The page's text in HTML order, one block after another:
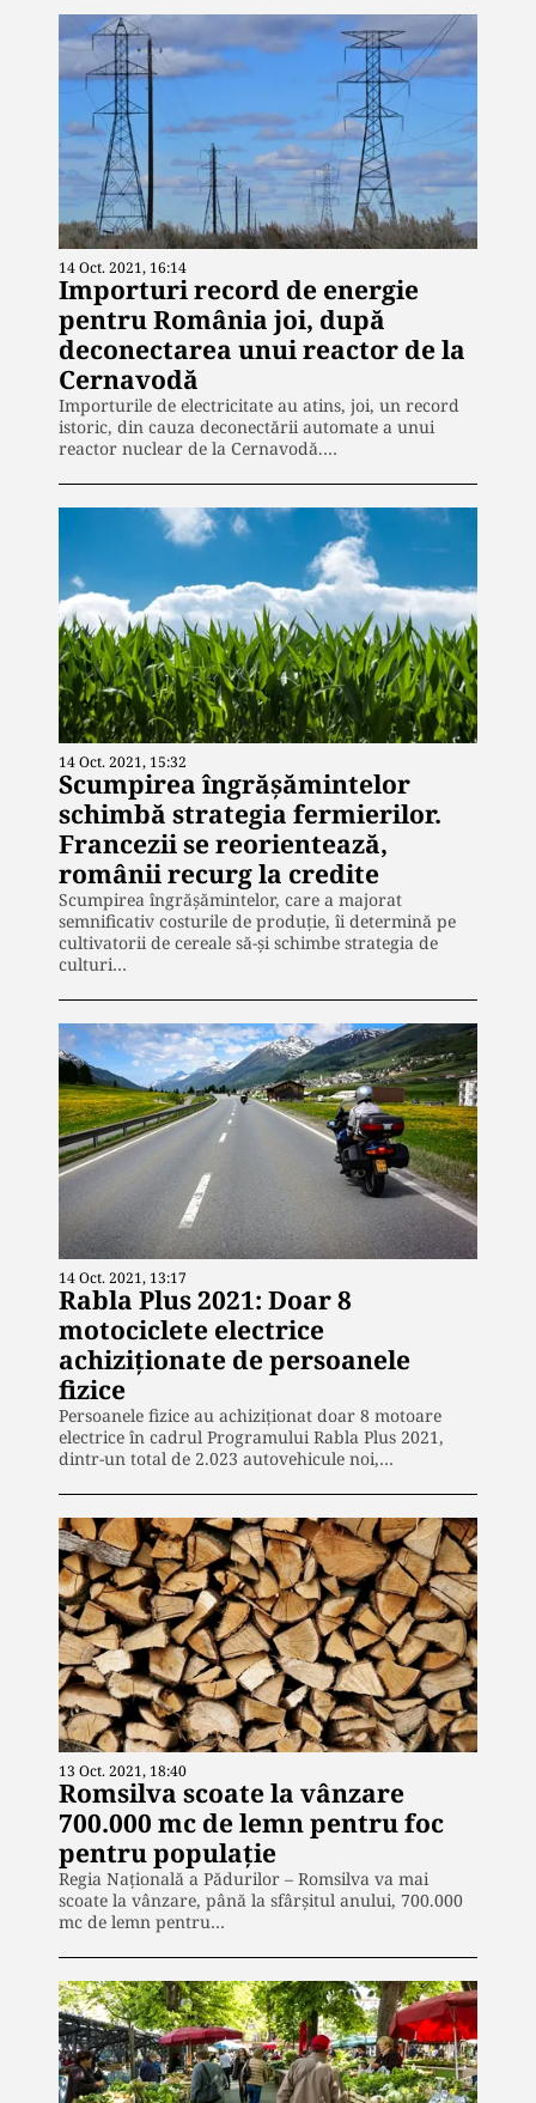
14 Oct. 2021, 16:14
Importuri record de energie
pentru România joi, după
deconectarea unui reactor de la
Cernavodă
Importurile de electricitate au atins, joi, un record
istoric, din cauza deconectării automate a unui
reactor nuclear de la Cernavodă.…
14 Oct. 2021, 15:32
Scumpirea îngrășămintelor
schimbă strategia fermierilor.
Francezii se reorientează,
românii recurg la credite
Scumpirea îngrășămintelor, care a majorat
semnificativ costurile de produție, îi determină pe
cultivatorii de cereale să-și schimbe strategia de
culturi…
14 Oct. 2021, 13:17
Rabla Plus 2021: Doar 8
motociclete electrice
achiziționate de persoanele
fizice
Persoanele fizice au achiziţionat doar 8 motoare
electrice în cadrul Programului Rabla Plus 2021,
dintr-un total de 2.023 autovehicule noi,…
13 Oct. 2021, 18:40
Romsilva scoate la vânzare
700.000 mc de lemn pentru foc
pentru populație
Regia Naţională a Pădurilor – Romsilva va mai
scoate la vânzare, până la sfârșitul anului, 700.000
mc de lemn pentru…